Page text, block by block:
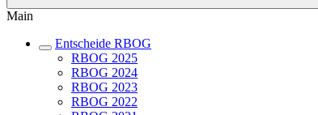
Main
Entscheide RBOG
RBOG 2025
RBOG 2024
RBOG 2023
RBOG 2022